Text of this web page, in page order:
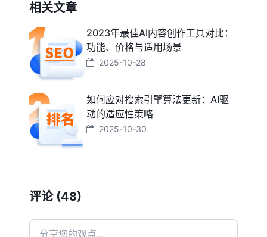
相关文章
2023年最佳AI内容创作工具对比：
功能、价格与适用场景
2025-10-28
如何应对搜索引擎算法更新：AI驱
动的适应性策略
2025-10-30
评论 (48)